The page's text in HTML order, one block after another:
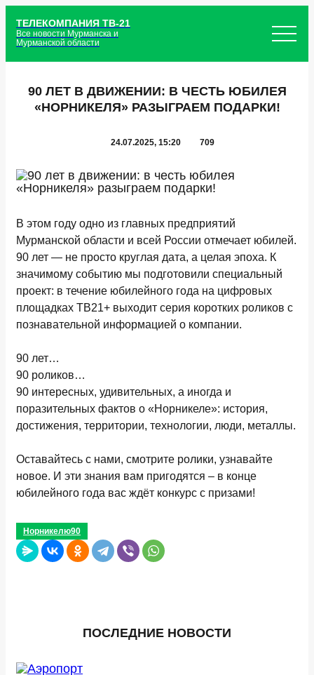
ТЕЛЕКОМПАНИЯ ТВ-21
Все новости Мурманска и
Мурманской области
90 ЛЕТ В ДВИЖЕНИИ: В ЧЕСТЬ ЮБИЛЕЯ
«НОРНИКЕЛЯ» РАЗЫГРАЕМ ПОДАРКИ!
24.07.2025, 15:20 709
В этом году одно из главных предприятий
Мурманской области и всей России отмечает юбилей.
90 лет — не просто круглая дата, а целая эпоха. К
значимому событию мы подготовили специальный
проект: в течение юбилейного года на цифровых
площадках ТВ21+ выходит серия коротких роликов с
познавательной информацией о компании.
90 лет…
90 роликов…
90 интересных, удивительных, а иногда и
поразительных фактов о «Норникеле»: история,
достижения, территории, технологии, люди, металлы.
Оставайтесь с нами, смотрите ролики, узнавайте
новое. И эти знания вам пригодятся – в конце
юбилейного года вас ждёт конкурс с призами!
Норникелю90
ПОСЛЕДНИЕ НОВОСТИ